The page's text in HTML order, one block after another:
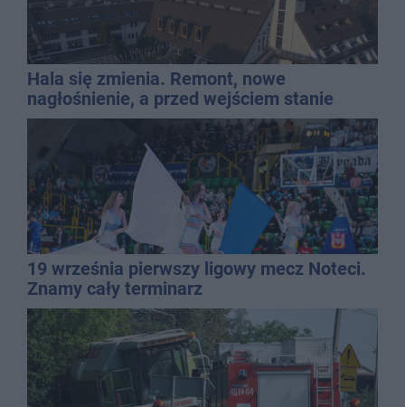
Hala się zmienia. Remont, nowe
nagłośnienie, a przed wejściem stanie
QEMETICA ARENA
19 września pierwszy ligowy mecz Noteci.
Znamy cały terminarz